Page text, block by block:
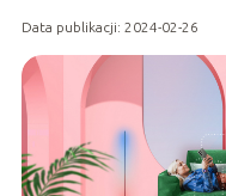
Data publikacji: 2024-02-26